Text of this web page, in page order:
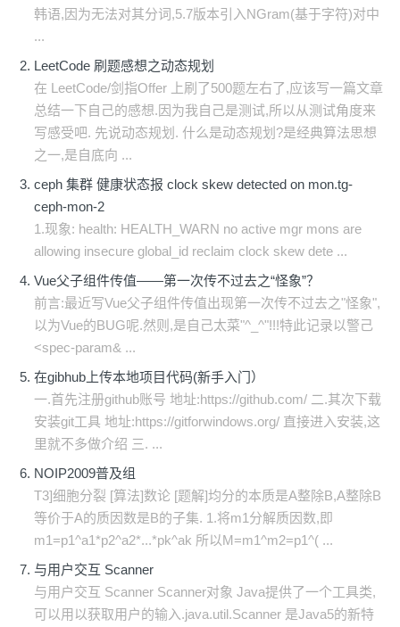
韩语,因为无法对其分词,5.7版本引入NGram(基于字符)对中
...
LeetCode 刷题感想之动态规划
在 LeetCode/剑指Offer 上刷了500题左右了,应该写一篇文章
总结一下自己的感想.因为我自己是测试,所以从测试角度来
写感受吧. 先说动态规划. 什么是动态规划?是经典算法思想
之一,是自底向 ...
ceph 集群 健康状态报 clock skew detected on mon.tg-
ceph-mon-2
1.现象: health: HEALTH_WARN no active mgr mons are
allowing insecure global_id reclaim clock skew dete ...
Vue父子组件传值——第一次传不过去之“怪象”？
前言:最近写Vue父子组件传值出现第一次传不过去之"怪象",
以为Vue的BUG呢.然则,是自己太菜"^_^"!!!特此记录以警己
<spec-param& ...
在gibhub上传本地项目代码(新手入门）
一.首先注册github账号 地址:https://github.com/ 二.其次下载
安装git工具 地址:https://gitforwindows.org/ 直接进入安装,这
里就不多做介绍 三. ...
NOIP2009普及组
T3]细胞分裂 [算法]数论 [题解]均分的本质是A整除B,A整除B
等价于A的质因数是B的子集. 1.将m1分解质因数,即
m1=p1^a1*p2^a2*...*pk^ak 所以M=m1^m2=p1^( ...
与用户交互 Scanner
与用户交互 Scanner Scanner对象 Java提供了一个工具类,
可以用以获取用户的输入.java.util.Scanner 是Java5的新特